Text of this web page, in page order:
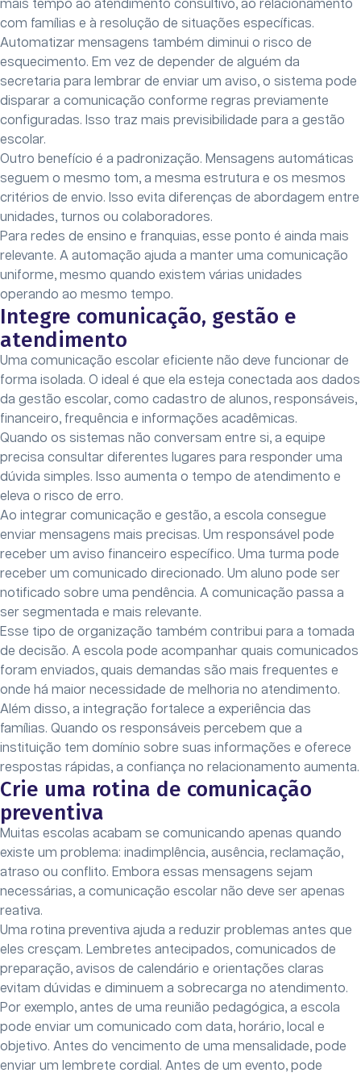
mais tempo ao atendimento consultivo, ao relacionamento
com famílias e à resolução de situações específicas.
Automatizar mensagens também diminui o risco de
esquecimento. Em vez de depender de alguém da
secretaria para lembrar de enviar um aviso, o sistema pode
disparar a comunicação conforme regras previamente
configuradas. Isso traz mais previsibilidade para a gestão
escolar.
Outro benefício é a padronização. Mensagens automáticas
seguem o mesmo tom, a mesma estrutura e os mesmos
critérios de envio. Isso evita diferenças de abordagem entre
unidades, turnos ou colaboradores.
Para redes de ensino e franquias, esse ponto é ainda mais
relevante. A automação ajuda a manter uma comunicação
uniforme, mesmo quando existem várias unidades
operando ao mesmo tempo.
Integre comunicação, gestão e
atendimento
Uma comunicação escolar eficiente não deve funcionar de
forma isolada. O ideal é que ela esteja conectada aos dados
da gestão escolar, como cadastro de alunos, responsáveis,
financeiro, frequência e informações acadêmicas.
Quando os sistemas não conversam entre si, a equipe
precisa consultar diferentes lugares para responder uma
dúvida simples. Isso aumenta o tempo de atendimento e
eleva o risco de erro.
Ao integrar comunicação e gestão, a escola consegue
enviar mensagens mais precisas. Um responsável pode
receber um aviso financeiro específico. Uma turma pode
receber um comunicado direcionado. Um aluno pode ser
notificado sobre uma pendência. A comunicação passa a
ser segmentada e mais relevante.
Esse tipo de organização também contribui para a tomada
de decisão. A escola pode acompanhar quais comunicados
foram enviados, quais demandas são mais frequentes e
onde há maior necessidade de melhoria no atendimento.
Além disso, a integração fortalece a experiência das
famílias. Quando os responsáveis percebem que a
instituição tem domínio sobre suas informações e oferece
respostas rápidas, a confiança no relacionamento aumenta.
Crie uma rotina de comunicação
preventiva
Muitas escolas acabam se comunicando apenas quando
existe um problema: inadimplência, ausência, reclamação,
atraso ou conflito. Embora essas mensagens sejam
necessárias, a comunicação escolar não deve ser apenas
reativa.
Uma rotina preventiva ajuda a reduzir problemas antes que
eles cresçam. Lembretes antecipados, comunicados de
preparação, avisos de calendário e orientações claras
evitam dúvidas e diminuem a sobrecarga no atendimento.
Por exemplo, antes de uma reunião pedagógica, a escola
pode enviar um comunicado com data, horário, local e
objetivo. Antes do vencimento de uma mensalidade, pode
enviar um lembrete cordial. Antes de um evento, pode